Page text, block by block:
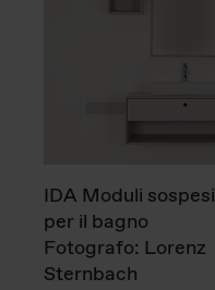
IDA Moduli sospesi
per il bagno
Fotografo: Lorenz
Sternbach